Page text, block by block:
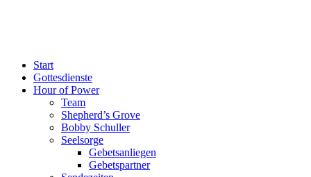
Start
Gottesdienste
Hour of Power
Team
Shepherd’s Grove
Bobby Schuller
Seelsorge
Gebetsanliegen
Gebetspartner